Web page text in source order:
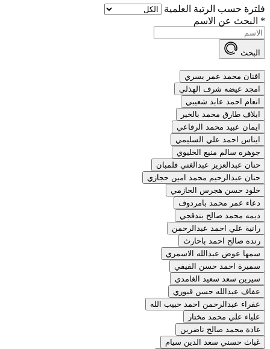
فلترة حسب الرتبة العلمية
* البحث عن الاسم
البحث
افنان محمد عمر بسري
امجد عيضه شرف الهذلي
انعام احمد عابد شعيبي
ايلاف طارق محمد بالخير
ايمان عبيد محمد الرفاعي
ايناس احمد علي السليمي
جوهره سالم منيع الخليوي
حنان عبدالعزيز عبدالغني فلمبان
حنان عبدالرحيم محمد امين حجازي
خلود حسن هجرس الحازمي
دعاء عمر محمد بامردوف
ديمه محمد صالح بندقجي
رانية علي احمد عبدالرحمن
رنده صالح احمد باحارث
سمها عوض عبدالله الاسمري
سميرة احمد حسن الفيفي
سيرين سعد سعيد الغامدي
عفاف عبدالله حسن قبوري
عفراء عبدالرحمن احمد حبيب الله
علياء علي محمد مختار
غادة محمد صالح ناضرين
غياث حسني سعد الدين سيام